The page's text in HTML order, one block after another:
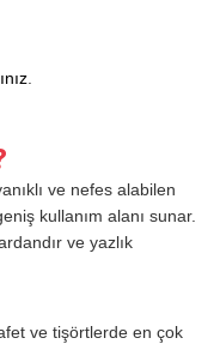
.
ve nefes alabilen
kullanım alanı sunar.
ve yazlık
ve tişörtlerde en çok